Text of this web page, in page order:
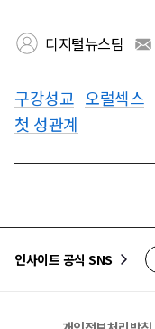
디지털뉴스팀
구강성교 오럴섹스
첫 성관계
인사이트 공식 SNS